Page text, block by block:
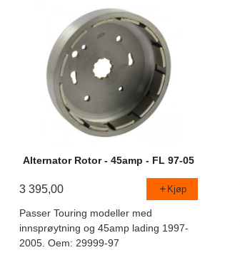
Alternator Rotor - 45amp - FL 97-05
3 395,00 Kjøp
Passer Touring modeller med
innsprøytning og 45amp lading 1997-
2005. Oem: 29999-97